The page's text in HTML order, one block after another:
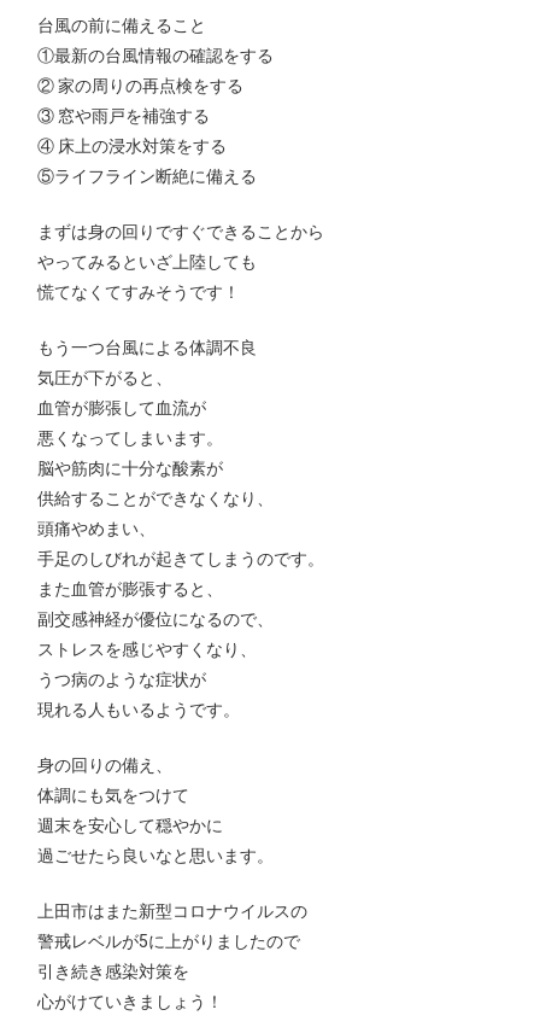
台風の前に備えること
①最新の台風情報の確認をする
② 家の周りの再点検をする
③ 窓や雨戸を補強する
④ 床上の浸水対策をする
⑤ライフライン断絶に備える
まずは身の回りですぐできることから
やってみるといざ上陸しても
慌てなくてすみそうです！
もう一つ台風による体調不良
気圧が下がると、
血管が膨張して血流が
悪くなってしまいます。
脳や筋肉に十分な酸素が
供給することができなくなり、
頭痛やめまい、
手足のしびれが起きてしまうのです。
また血管が膨張すると、
副交感神経が優位になるので、
ストレスを感じやすくなり、
うつ病のような症状が
現れる人もいるようです。
身の回りの備え、
体調にも気をつけて
週末を安心して穏やかに
過ごせたら良いなと思います。
上田市はまた新型コロナウイルスの
警戒レベルが5に上がりましたので
引き続き感染対策を
心がけていきましょう！